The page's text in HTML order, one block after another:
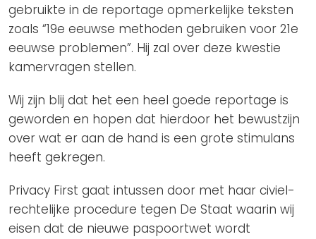
gebruikte in de reportage opmerkelijke teksten
zoals “19e eeuwse methoden gebruiken voor 21e
eeuwse problemen”. Hij zal over deze kwestie
kamervragen stellen.
Wij zijn blij dat het een heel goede reportage is
geworden en hopen dat hierdoor het bewustzijn
over wat er aan de hand is een grote stimulans
heeft gekregen.
Privacy First gaat intussen door met haar civiel-
rechtelijke procedure tegen De Staat waarin wij
eisen dat de nieuwe paspoortwet wordt